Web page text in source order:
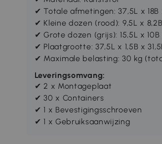
✔ Totale afmetingen: 37,5L x 18B
✔ Kleine dozen (rood): 9,5L x
✔ Grote dozen (grijs): 15,5L x
✔ Plaatgrootte: 37,5L x 1,5B x
✔ Maximale belasting: 30 kg
Leveringsomvang:
✔ 2 x Montageplaat
✔ 30 x Containers
✔ 1 x Bevestigingsschroeven
✔ 1 x Gebruiksaanwijzing